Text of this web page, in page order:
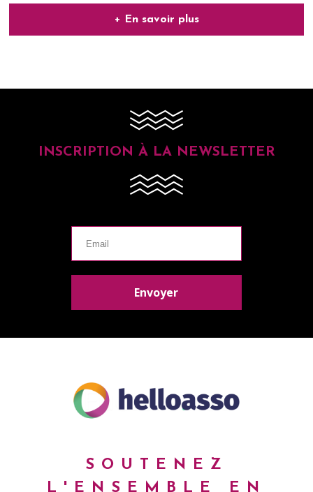
+ En savoir plus
INSCRIPTION À LA NEWSLETTER
SOUTENEZ
L'ENSEMBLE
EN